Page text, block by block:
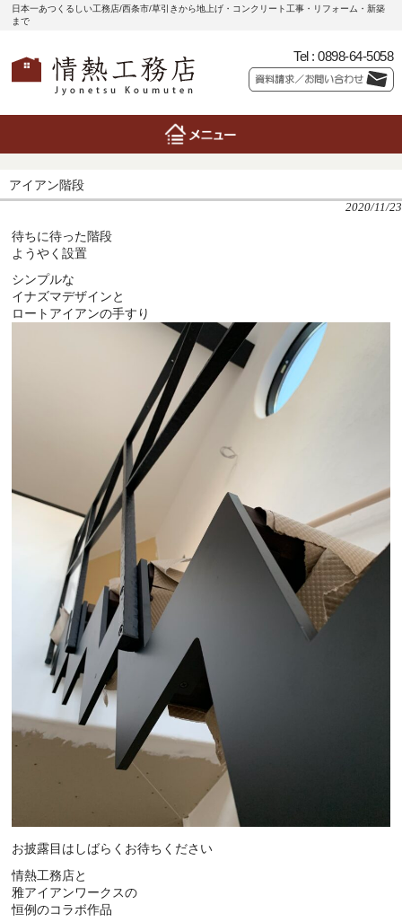
日本一あつくるしい工務店/西条市/草引きから地上げ・コンクリート工事・リフォーム・新築
まで
Tel : 0898-64-5058
アイアン階段
2020/11/23
待ちに待った階段
ようやく設置
シンプルな
イナズマデザインと
ロートアイアンの手すり
お披露目はしばらくお待ちください
情熱工務店と
雅アイアンワークスの
恒例のコラボ作品